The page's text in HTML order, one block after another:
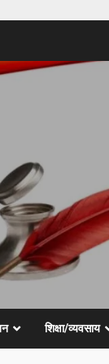
शिक्षा/व्यवसाय